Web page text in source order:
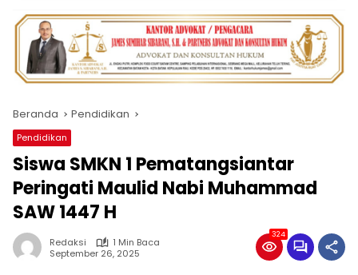
Beranda Pendidikan
Pendidikan
Siswa SMKN 1 Pematangsiantar
Peringati Maulid Nabi Muhammad
SAW 1447 H
Redaksi
1 Min Baca
September 26, 2025
324